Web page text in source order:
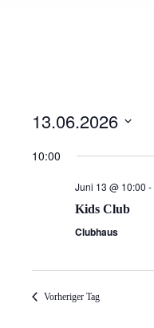
13.06.2026
wählen.
10:00
Juni 13 @ 10:00 -
Kids Club
Clubhaus
Vorheriger Tag